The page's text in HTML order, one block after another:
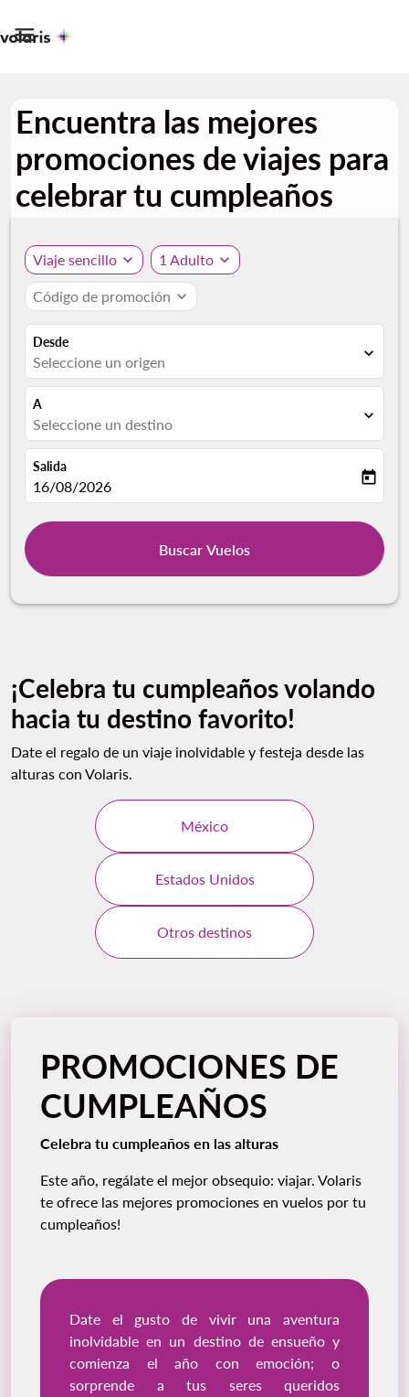

Encuentra las mejores
promociones de viajes para
celebrar tu cumpleaños
Viaje sencillo expand_more 1 Adulto expand_more
Código de promoción expand_more
Desde
Seleccione un origen expand_more
A
Seleccione un destino expand_more
Salida
fc-booking-departure-date-aria-label
16/08/2026 today
Buscar Vuelos
¡Celebra tu cumpleaños volando
hacia tu destino favorito!
Date el regalo de un viaje inolvidable y festeja desde las
alturas con Volaris.
México
Estados Unidos
Otros destinos
PROMOCIONES DE
CUMPLEAÑOS
Celebra tu cumpleaños en las alturas
Este año, regálate el mejor obsequio: viajar. Volaris
te ofrece las mejores promociones en vuelos por tu
cumpleaños!
Date el gusto de vivir una aventura
inolvidable en un destino de ensueño y
comienza el año con emoción; o
sorprende a tus seres queridos